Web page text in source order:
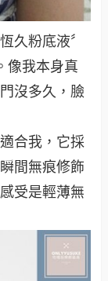
久粉底液〞
像我本身真
沒多久，臉
合我，它採
間無痕修飾
受是輕薄無